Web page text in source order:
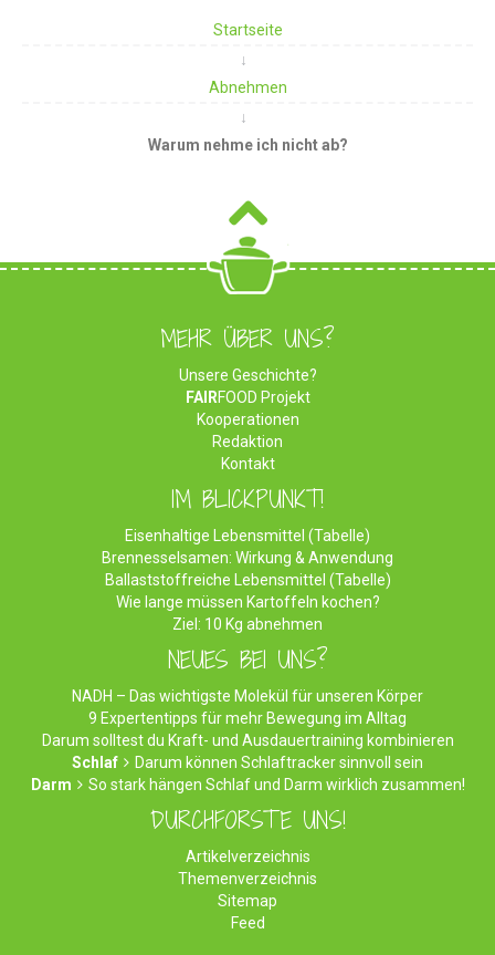
Startseite
Abnehmen
Warum nehme ich nicht ab?
MEHR ÜBER UNS?
Unsere Geschichte?
FAIRFOOD Projekt
Kooperationen
Redaktion
Kontakt
IM BLICKPUNKT!
Eisenhaltige Lebensmittel (Tabelle)
Brennesselsamen: Wirkung & Anwendung
Ballaststoffreiche Lebensmittel (Tabelle)
Wie lange müssen Kartoffeln kochen?
Ziel: 10 Kg abnehmen
NEUES BEI UNS?
NADH – Das wichtigste Molekül für unseren Körper
9 Expertentipps für mehr Bewegung im Alltag
Darum solltest du Kraft- und Ausdauertraining kombinieren
Schlaf
Darum können Schlaftracker sinnvoll sein
Darm
So stark hängen Schlaf und Darm wirklich zusammen!
DURCHFORSTE UNS!
Artikelverzeichnis
Themenverzeichnis
Sitemap
Feed